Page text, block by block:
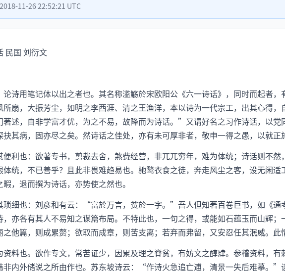
2018-11-26 22:52:21 UTC
民国 刘衍文
论诗用笔记体以出之者也。其名称滥觞於宋欧阳公《六一诗话》，同时而起者，
所扇，大振芳尘，如明之李西涯、清之王渔洋，本以诗为一代宗工，出其心得
著述，自非学富才优，为之不易，故降而为诗话。”又谓好名之习作诗话，以
抉其病，固亦尽之矣。然诗话之佳处，亦有未可厚非者，敬申一得之愚，以就正
便利也：欲著专书，剪裁去舍，煞费经营，非兀兀穷年，难为体统；诗话则不
体统，不已善乎？且此非畏难趋易也。驰鹜衣食之徒，奔走风尘之客，设无闲
，退而撰为诗话，亦势使之然也。
琐细也：刘彦和有云：“富於万言，贫於一字。”吾人但知著百卷巨书，如《通
，亦各有其人不易知之谋篇布局。不特此也，一句之得，或能如石蕴玉而山辉
之他篇，则成累赘；欲取而成章，则苦支离；若弃而弗留，又安忍任其泯威。此
资料也。欲作专文，常苦证少，因累及理之脊贫，有妨文之醇肆。参稽资料，
非内外储说之所由作也。苏东坡诗云：“作诗火急追亡逋，清景一失后难摹。”